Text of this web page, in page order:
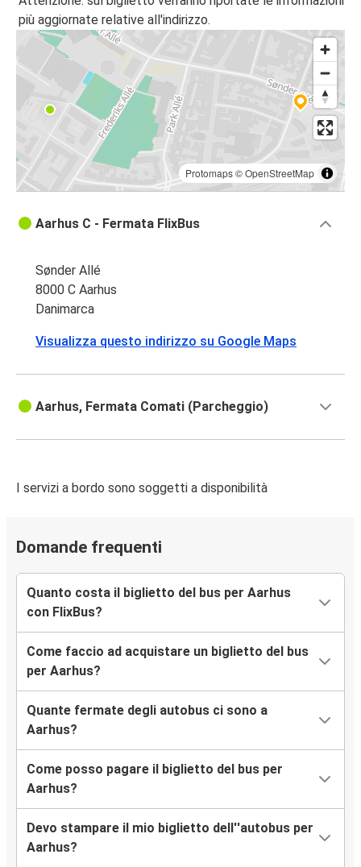
Aarhus
Berlino
Berlino
Aarhus
Aarhus
Malmö
Flensburg
Aarhus
Aarhus
Aarhus
Aarhus
Kiel
Bruxelles
Oslo
più aggiornate relative all'indirizzo.
Protomaps©OpenStreetMap
Aarhus C - Fermata FlixBus
Sønder Allé
8000 C Aarhus
Danimarca
Visualizza questo indirizzo su Google Maps
Aarhus, Fermata Comati (Parcheggio)
I servizi a bordo sono soggetti a disponibilità
Domande frequenti
Quanto costa il biglietto del bus per Aarhus
con FlixBus?
Come faccio ad acquistare un biglietto del bus
per Aarhus?
Quante fermate degli autobus ci sono a
Aarhus?
Come posso pagare il biglietto del bus per
Aarhus?
Devo stampare il mio biglietto dell''autobus per
Aarhus?